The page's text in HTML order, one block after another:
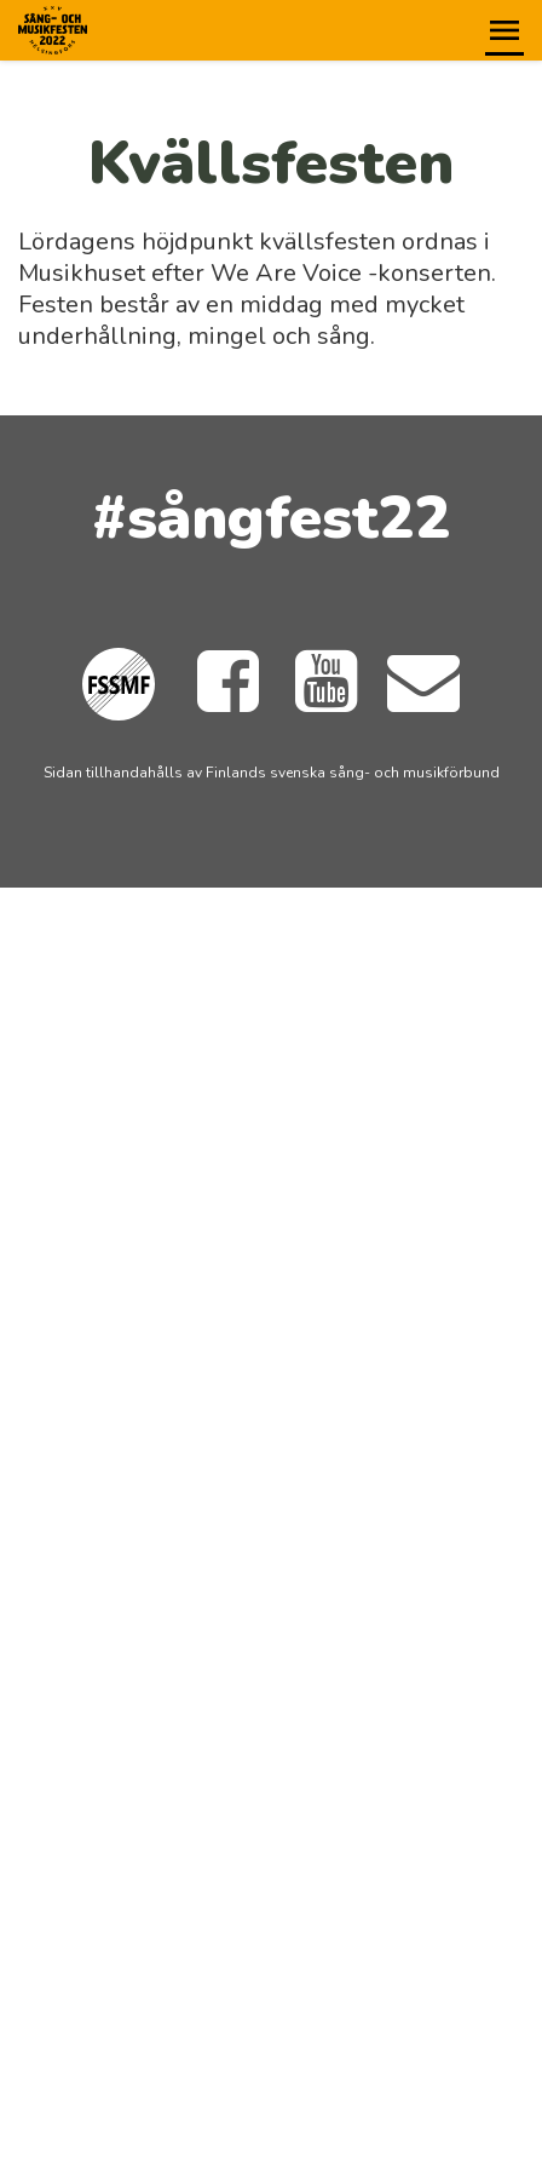
Kvällsfesten
Lördagens höjdpunkt kvällsfesten ordnas i
Musikhuset efter We Are Voice -konserten.
Festen består av en middag med mycket
underhållning, mingel och sång.
#sångfest22
Sidan tillhandahålls av Finlands svenska sång- och musikförbund